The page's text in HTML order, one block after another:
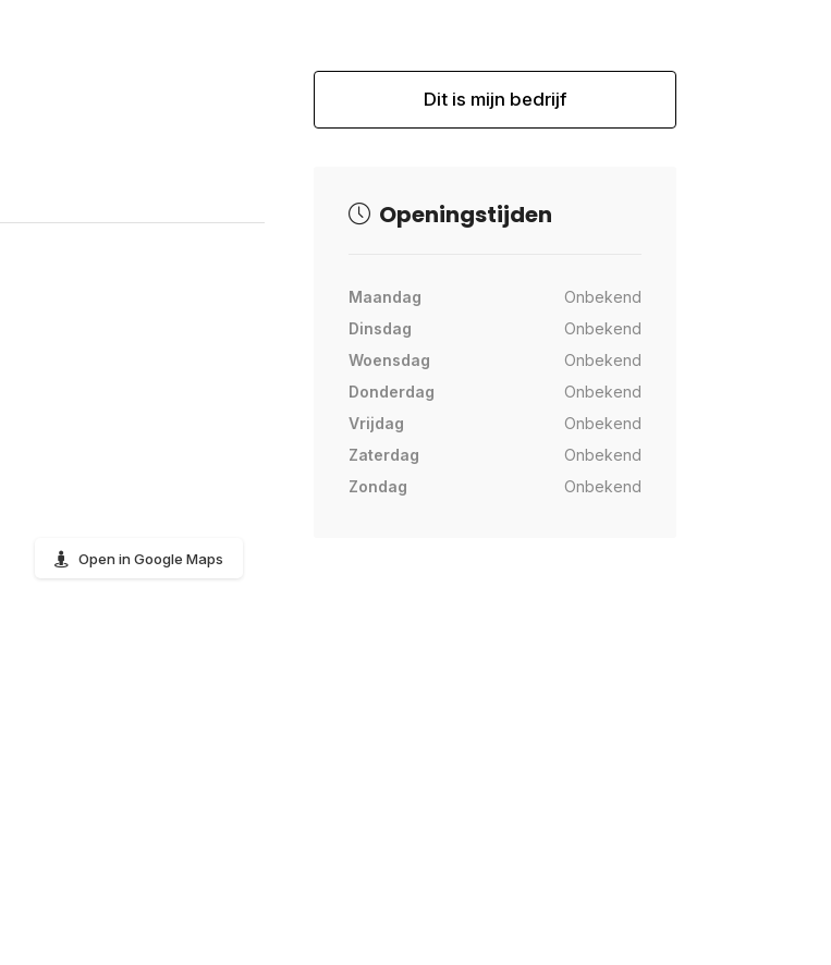
Open in Google Maps
Dit is mijn bedrijf
Openingstijden
Maandag
Onbekend
Dinsdag
Onbekend
Woensdag
Onbekend
Donderdag
Onbekend
Vrijdag
Onbekend
Zaterdag
Onbekend
Zondag
Onbekend